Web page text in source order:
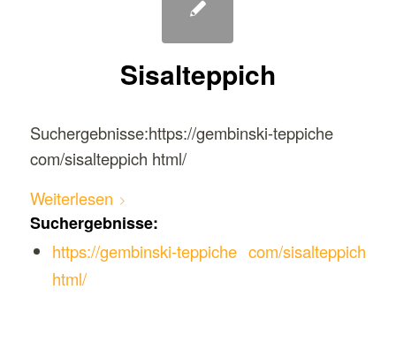
Sisalteppich
Suchergebnisse:https://gembinski-teppiche
com/sisalteppich html/
Weiterlesen
Suchergebnisse:
https://gembinski-teppiche com/sisalteppich
html/